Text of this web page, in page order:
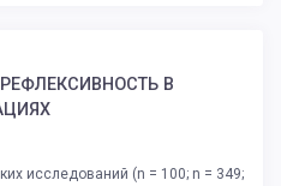
В
исследований (n = 100; n = 349;